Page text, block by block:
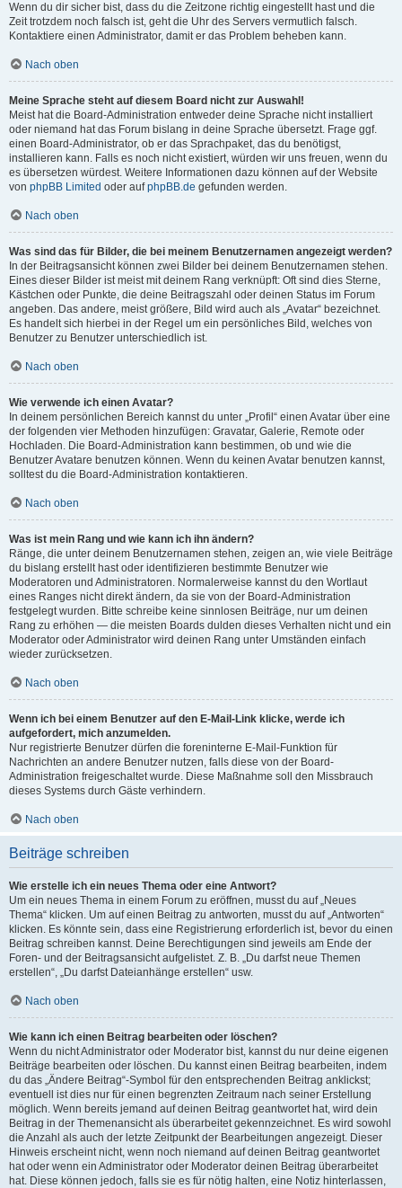
Wenn du dir sicher bist, dass du die Zeitzone richtig eingestellt hast und die
Zeit trotzdem noch falsch ist, geht die Uhr des Servers vermutlich falsch.
Kontaktiere einen Administrator, damit er das Problem beheben kann.
Nach oben
Meine Sprache steht auf diesem Board nicht zur Auswahl!
Meist hat die Board-Administration entweder deine Sprache nicht installiert
oder niemand hat das Forum bislang in deine Sprache übersetzt. Frage ggf.
einen Board-Administrator, ob er das Sprachpaket, das du benötigst,
installieren kann. Falls es noch nicht existiert, würden wir uns freuen, wenn du
es übersetzen würdest. Weitere Informationen dazu können auf der Website
von phpBB Limited oder aufphpBB.de gefunden werden.
Nach oben
Was sind das für Bilder, die bei meinem Benutzernamen angezeigt werden?
In der Beitragsansicht können zwei Bilder bei deinem Benutzernamen stehen.
Eines dieser Bilder ist meist mit deinem Rang verknüpft: Oft sind dies Sterne,
Kästchen oder Punkte, die deine Beitragszahl oder deinen Status im Forum
angeben. Das andere, meist größere, Bild wird auch als „Avatar“ bezeichnet.
Es handelt sich hierbei in der Regel um ein persönliches Bild, welches von
Benutzer zu Benutzer unterschiedlich ist.
Nach oben
Wie verwende ich einen Avatar?
In deinem persönlichen Bereich kannst du unter „Profil“ einen Avatar über eine
der folgenden vier Methoden hinzufügen: Gravatar, Galerie, Remote oder
Hochladen. Die Board-Administration kann bestimmen, ob und wie die
Benutzer Avatare benutzen können. Wenn du keinen Avatar benutzen kannst,
solltest du die Board-Administration kontaktieren.
Nach oben
Was ist mein Rang und wie kann ich ihn ändern?
Ränge, die unter deinem Benutzernamen stehen, zeigen an, wie viele Beiträge
du bislang erstellt hast oder identifizieren bestimmte Benutzer wie
Moderatoren und Administratoren. Normalerweise kannst du den Wortlaut
eines Ranges nicht direkt ändern, da sie von der Board-Administration
festgelegt wurden. Bitte schreibe keine sinnlosen Beiträge, nur um deinen
Rang zu erhöhen — die meisten Boards dulden dieses Verhalten nicht und ein
Moderator oder Administrator wird deinen Rang unter Umständen einfach
wieder zurücksetzen.
Nach oben
Wenn ich bei einem Benutzer auf den E-Mail-Link klicke, werde ich
aufgefordert, mich anzumelden.
Nur registrierte Benutzer dürfen die foreninterne E-Mail-Funktion für
Nachrichten an andere Benutzer nutzen, falls diese von der Board-
Administration freigeschaltet wurde. Diese Maßnahme soll den Missbrauch
dieses Systems durch Gäste verhindern.
Nach oben
Beiträge schreiben
Wie erstelle ich ein neues Thema oder eine Antwort?
Um ein neues Thema in einem Forum zu eröffnen, musst du auf „Neues
Thema“ klicken. Um auf einen Beitrag zu antworten, musst du auf „Antworten“
klicken. Es könnte sein, dass eine Registrierung erforderlich ist, bevor du einen
Beitrag schreiben kannst. Deine Berechtigungen sind jeweils am Ende der
Foren- und der Beitragsansicht aufgelistet. Z. B. „Du darfst neue Themen
erstellen“, „Du darfst Dateianhänge erstellen“ usw.
Nach oben
Wie kann ich einen Beitrag bearbeiten oder löschen?
Wenn du nicht Administrator oder Moderator bist, kannst du nur deine eigenen
Beiträge bearbeiten oder löschen. Du kannst einen Beitrag bearbeiten, indem
du das „Ändere Beitrag“-Symbol für den entsprechenden Beitrag anklickst;
eventuell ist dies nur für einen begrenzten Zeitraum nach seiner Erstellung
möglich. Wenn bereits jemand auf deinen Beitrag geantwortet hat, wird dein
Beitrag in der Themenansicht als überarbeitet gekennzeichnet. Es wird sowohl
die Anzahl als auch der letzte Zeitpunkt der Bearbeitungen angezeigt. Dieser
Hinweis erscheint nicht, wenn noch niemand auf deinen Beitrag geantwortet
hat oder wenn ein Administrator oder Moderator deinen Beitrag überarbeitet
hat. Diese können jedoch, falls sie es für nötig halten, eine Notiz hinterlassen,